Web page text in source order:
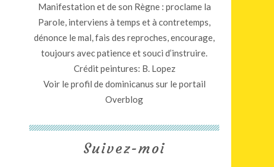
Manifestation et de son Règne : proclame la
Parole, interviens à temps et à contretemps,
dénonce le mal, fais des reproches, encourage,
toujours avec patience et souci d’instruire.
Crédit peintures: B. Lopez
Voir le profil dedominicanus sur le portail
Overblog
Suivez-moi